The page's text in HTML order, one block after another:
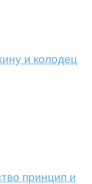
и колодец
принцип и